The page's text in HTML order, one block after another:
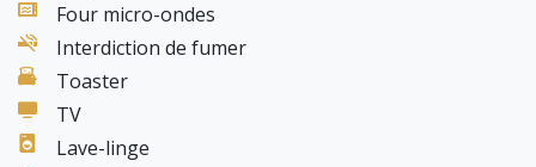
Four micro-ondes
Interdiction de fumer
Toaster
TV
Lave-linge